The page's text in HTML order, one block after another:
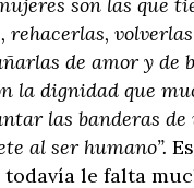
rehacerlas,
de amor y de
la dignidad que
las banderas
al ser humano”.
le falta